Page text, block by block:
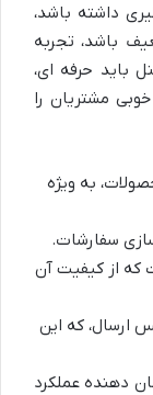
داشته باشد،
باشد، تجربه
باید حرفه ای،
مشتریان را
به ویژه
سفارشات.
که از کیفیت آن
ارسال، که این
دهنده عملکرد